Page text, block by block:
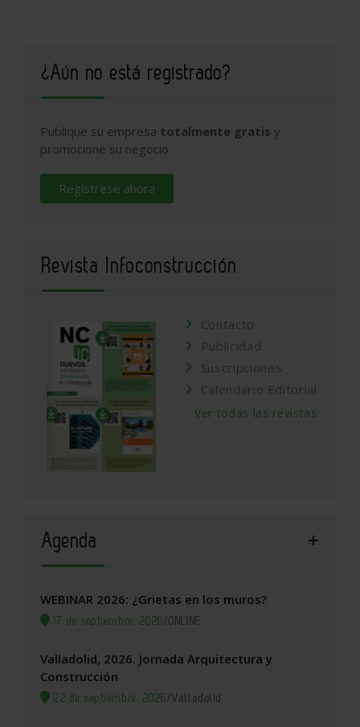
¿Aún no está registrado?
Publique su empresa totalmente gratis y
promocione su negocio
Regístrese ahora
Revista Infoconstrucción
Contacto
Publicidad
Suscripciones
Calendario Editorial
Ver todas las revistas
Agenda
WEBINAR 2026: ¿Grietas en los muros?
17 de septiembre, 2026/ONLINE
Valladolid, 2026. Jornada Arquitectura y
Construcción
22 de septiembre, 2026/Valladolid